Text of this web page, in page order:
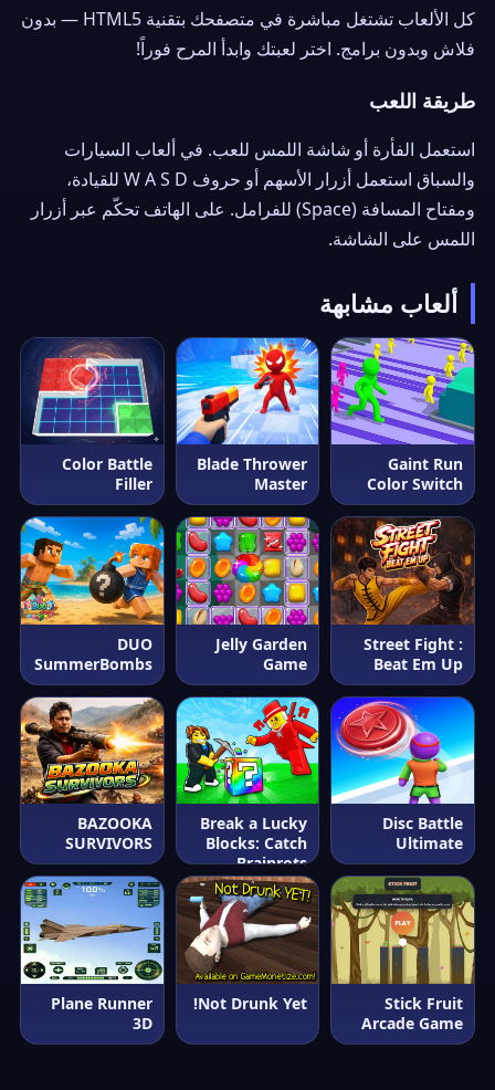
كل الألعاب تشتغل مباشرة في متصفحك بتقنية HTML5 — بدون
فلاش وبدون برامج. اختر لعبتك وابدأ المرح فوراً!
طريقة اللعب
استعمل الفأرة أو شاشة اللمس للعب. في ألعاب السيارات
والسباق استعمل أزرار الأسهم أو حروف W A S D للقيادة،
ومفتاح المسافة (Space) للفرامل. على الهاتف تحكّم عبر أزرار
اللمس على الشاشة.
ألعاب مشابهة
Gaint Run
Color Switch
Blade Thrower
Master
Color Battle
Filler
Street Fight :
Beat Em Up
Jelly Garden
Game
DUO
SummerBombs
Disc Battle
Ultimate
Break a Lucky
Blocks: Catch
Brainrots
BAZOOKA
SURVIVORS
Stick Fruit
Arcade Game
Not Drunk Yet!
Plane Runner
3D